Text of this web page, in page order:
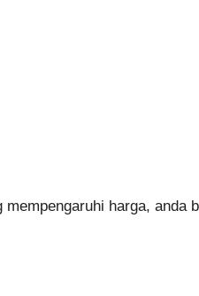
harga,